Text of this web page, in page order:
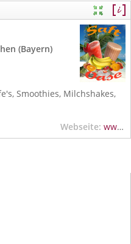
(Bayern)
Smoothies, Milchshakes,
Webseite: www.saftoase.com